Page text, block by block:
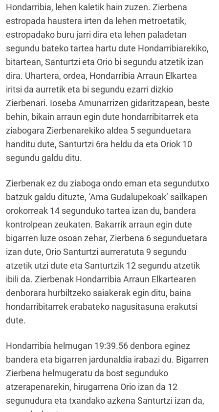
Hondarribia, lehen kaletik hain zuzen. Zierbena
estropada haustera irten da lehen metroetatik,
estropadako buru jarri dira eta lehen paladetan
segundu bateko tartea hartu dute Hondarribiarekiko,
bitartean, Santurtzi eta Orio bi segundu atzetik izan
dira. Uhartera, ordea, Hondarribia Arraun Elkartea
iritsi da aurretik eta bi segundu ezarri dizkio
Zierbenari. Ioseba Amunarrizen gidaritzapean, beste
behin, bikain arraun egin dute hondarribitarrek eta
ziabogara Zierbenarekiko aldea 5 segunduetara
handitu dute, Santurtzi 6ra heldu da eta Oriok 10
segundu galdu ditu.
Zierbenak ez du ziaboga ondo eman eta segundutxo
batzuk galdu dituzte, ‘Ama Gudalupekoak’ sailkapen
orokorreak 14 segunduko tartea izan du, bandera
kontrolpean zeukaten. Bakarrik arraun egin dute
bigarren luze osoan zehar, Zierbena 6 segunduetara
izan dute, Orio Santurtzi aurreratuta 9 segundu
atzetik utzi dute eta Santurtzik 12 segundu atzetik
ibili da. Zierbenak Hondarribia Arraun Elkartearen
denborara hurbiltzeko saiakerak egin ditu, baina
hondarribitarrek erabateko nagusitasuna erakutsi
dute.
Hondarribia helmugan 19:39.56 denbora eginez
bandera eta bigarren jardunaldia irabazi du. Bigarren
Zierbena helmugeratu da bost segunduko
atzerapenarekin, hirugarrena Orio izan da 12
segunudura eta txandako azkena Santurtzi izan da,